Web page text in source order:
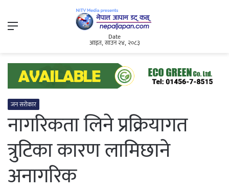
Menu
Date
आइत, साउन २४, २०८३
जन सरोकार
नागरिकता लिने प्रक्रियागत
त्रुटिका कारण लामिछाने
अनागरिक